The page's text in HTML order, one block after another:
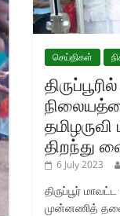
செய்திகள்
திறந்து
6 July 2023
திருப்பூர்
முன்னணித்